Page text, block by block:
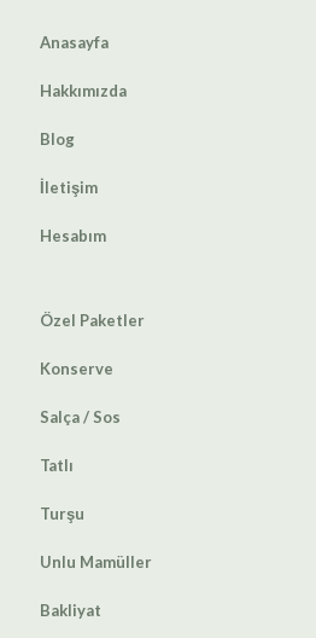
Anasayfa
Hakkımızda
Blog
İletişim
Hesabım
Özel Paketler
Konserve
Salça / Sos
Tatlı
Turşu
Unlu Mamüller
Bakliyat